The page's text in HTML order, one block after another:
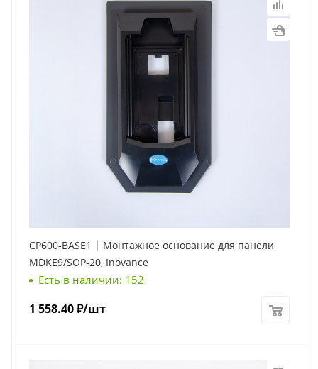
CP600-BASE1 | Монтажное основание для панели
MDKE9/SOP-20, Inovance
Есть в наличии: 152
1 558.40₽/шт